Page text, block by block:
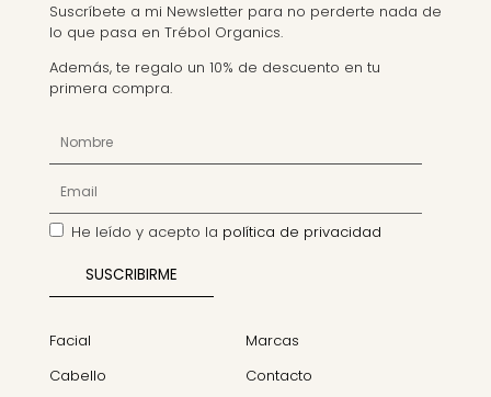
Suscríbete a mi Newsletter para no perderte nada de
lo que pasa en Trébol Organics.
Además, te regalo un 10% de descuento en tu
primera compra.
He leído y acepto la política de privacidad
Facial
Cabello
Marcas
Contacto